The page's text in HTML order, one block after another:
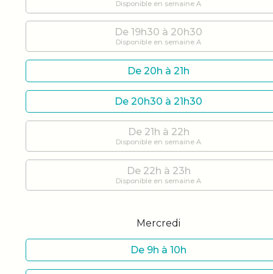
Disponible en semaine A
De 19h30 à 20h30
Disponible en semaine A
De 20h à 21h
De 20h30 à 21h30
De 21h à 22h
Disponible en semaine A
De 22h à 23h
Disponible en semaine A
Mercredi
De 9h à 10h